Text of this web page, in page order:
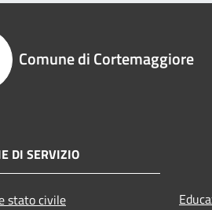
Comune di Cortemaggiore
DI SERVIZIO
stato civile